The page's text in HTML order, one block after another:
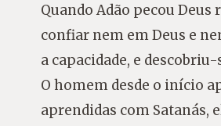
Quando Adão pecou
confiar nem em Deus e
a capacidade, e
O homem desde o início
aprendidas com Satanás,